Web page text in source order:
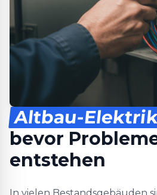
Altbau-
bevor
entstehen